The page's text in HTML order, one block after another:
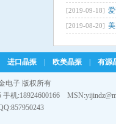
[2019-09-18]
[2019-08-20]
进口晶振 欧美晶振 有源
电子 版权所有
手机:18924600166